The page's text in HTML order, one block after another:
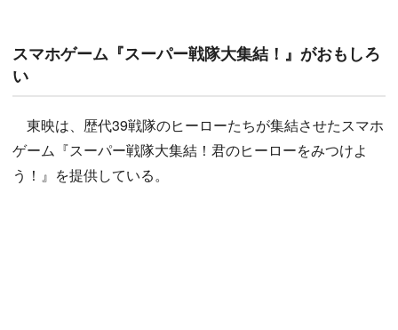
スマホゲーム『スーパー戦隊大集結！』がおもしろ
い
東映は、歴代39戦隊のヒーローたちが集結させたスマホ
ゲーム『スーパー戦隊大集結！君のヒーローをみつけよ
う！』を提供している。